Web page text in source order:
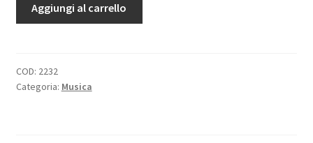
ragazzi
bans,
danze).
Aggiungi al carrello
COD: 2232
Categoria: Musica